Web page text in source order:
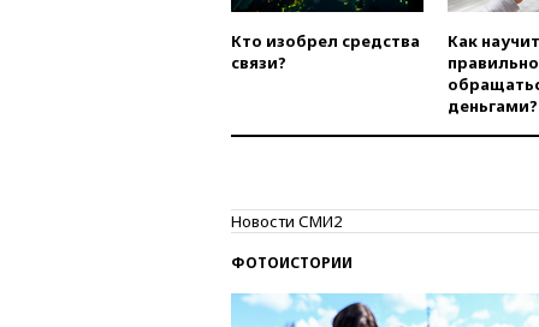
Кто изобрел средства
связи?
Как
правильно
деньгами?
Новости СМИ2
ФОТОИСТОРИИ